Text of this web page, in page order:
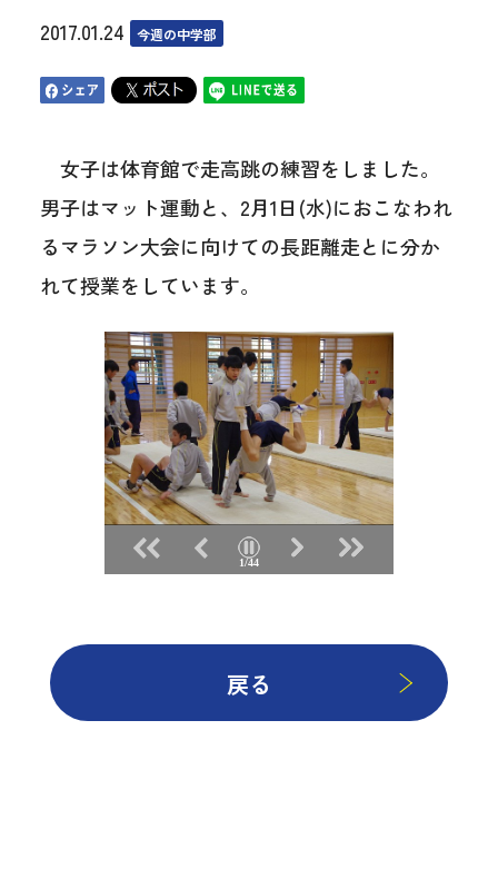
2017.01.24 今週の中学部
女子は体育館で走高跳の練習をしました。
男子はマット運動と、2月1日(水)におこなわれ
るマラソン大会に向けての長距離走とに分か
れて授業をしています。
2/44
戻る